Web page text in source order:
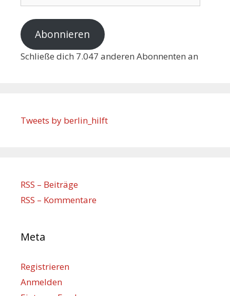
Abonnieren
Schließe dich 7.047 anderen Abonnenten an
Tweets by berlin_hilft
RSS – Beiträge
RSS – Kommentare
Meta
Registrieren
Anmelden